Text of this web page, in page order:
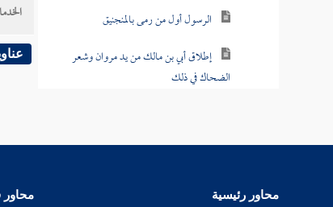
الرسول أول من رمى بالمنجنيق
إطلاق أبي بن مالك من يد مروان وشعر
الضحاك في ذلك
أمر أموال هوازن وسباياها وعطايا المؤلفة
وسلم فيها
محاور رئيسية محاور